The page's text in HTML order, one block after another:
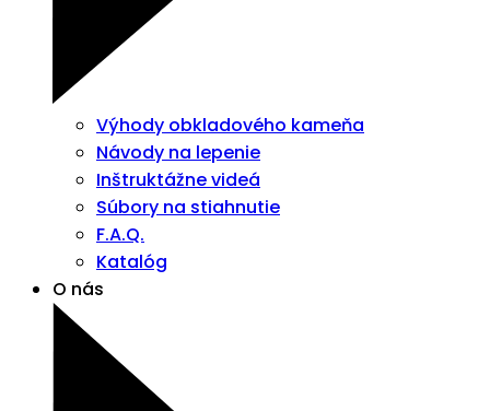
Výhody obkladového kameňa
Návody na lepenie
Inštruktážne videá
Súbory na stiahnutie
F.A.Q.
Katalóg
O nás